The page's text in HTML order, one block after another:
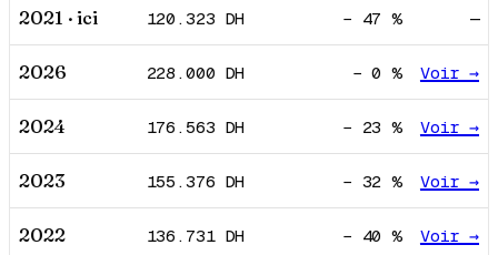
2021 · ici 120.323 DH − 47 % —
2026 228.000 DH −0 % Voir →
2024 176.563 DH − 23 % Voir →
2023 155.376 DH − 32 % Voir →
2022 136.731DH − 40 % Voir →